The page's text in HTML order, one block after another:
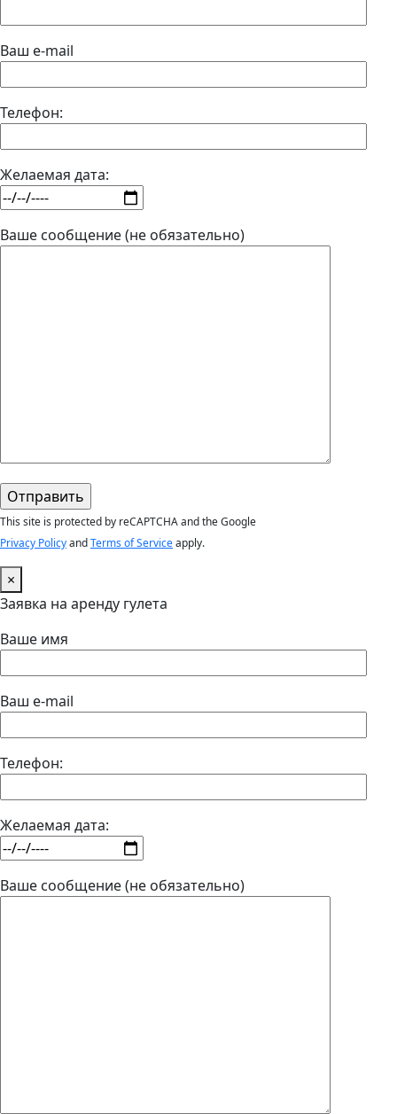
Ваш e-mail
Телефон:
Желаемая дата:
Ваше сообщение (не обязательно)
This site is protected by reCAPTCHA and the Google
Privacy PolicyandTerms of Serviceapply.
×
Заявка на аренду гулета
Ваше имя
Ваш e-mail
Телефон:
Желаемая дата:
Ваше сообщение (не обязательно)